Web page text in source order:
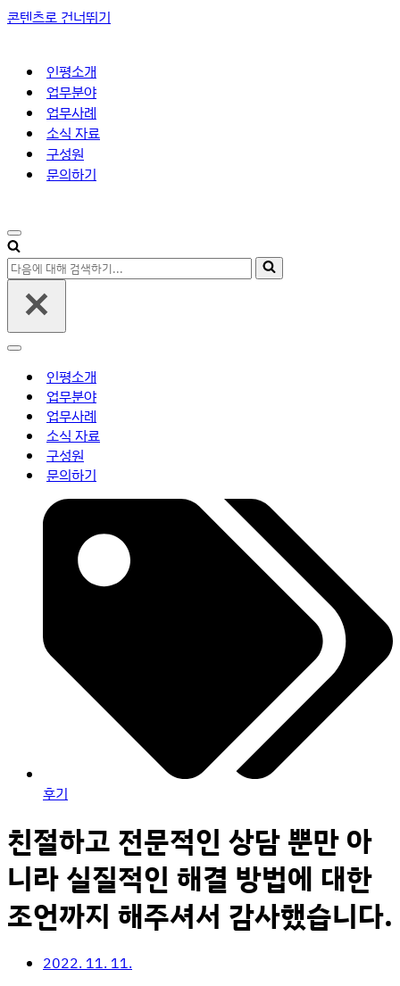
콘텐츠로 건너뛰기
인평소개
업무분야
업무사례
소식 자료
구성원
문의하기
내
비
게
뉴
다
음
해
기...
내
인평소개
업무분야
업무사례
소식 자료
구성원
문의하기
후기
친절하고 전문적인 상담 뿐만 아
니라 실질적인 해결 방법에 대한
조언까지 해주셔서 감사했습니다.
2022. 11. 11.